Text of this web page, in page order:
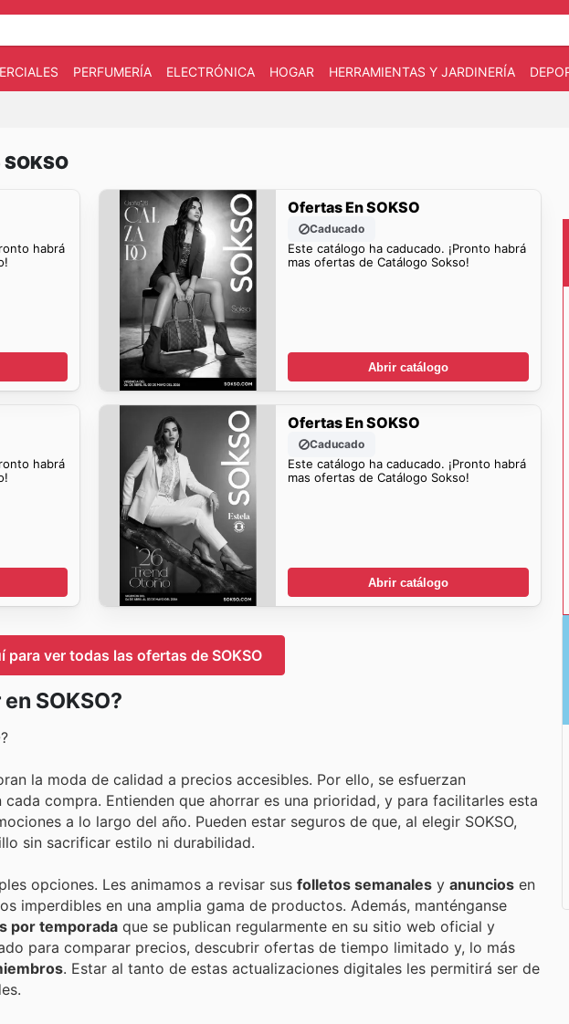
PERFUMERÍA ELECTRÓNICA HOGAR HERRAMIENTAS Y JARDINERÍA
habrá
Ofertas En SOKSO
Caducado
Este catálogo ha caducado. ¡Pronto habrá
mas ofertas de Catálogo Sokso!
Abrir catálogo
habrá
Ofertas En SOKSO
Caducado
Este catálogo ha caducado. ¡Pronto habrá
mas ofertas de Catálogo Sokso!
Abrir catálogo
para ver todas las ofertas de SOKSO
SOKSO?
la moda de calidad a precios accesibles. Por ello, se esfuerzan
compra. Entienden que ahorrar es una prioridad, y para facilitarles esta
a lo largo del año. Pueden estar seguros de que, al elegir SOKSO,
sin sacrificar estilo ni durabilidad.
opciones. Les animamos a revisar sus folletos semanales y anuncios en
imperdibles en una amplia gama de productos. Además, manténganse
por temporada que se publican regularmente en su sitio web oficial y
para comparar precios, descubrir ofertas de tiempo limitado y, lo más
. Estar al tanto de estas actualizaciones digitales les permitirá ser de